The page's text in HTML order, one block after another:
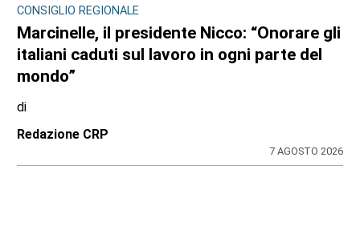
CONSIGLIO REGIONALE
Marcinelle, il presidente Nicco: “Onorare gli
italiani caduti sul lavoro in ogni parte del
mondo”
di
Redazione CRP
7 AGOSTO 2026